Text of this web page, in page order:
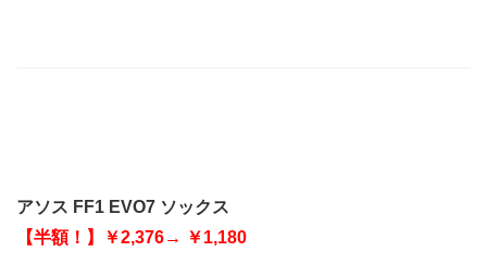
アソス FF1 EVO7 ソックス
【半額！】￥2,376→ ￥1,180